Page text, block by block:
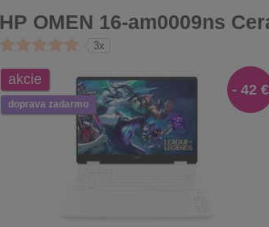
HP OMEN 16-am0009ns
3x
akcie
doprava zadarmo
- 42 €